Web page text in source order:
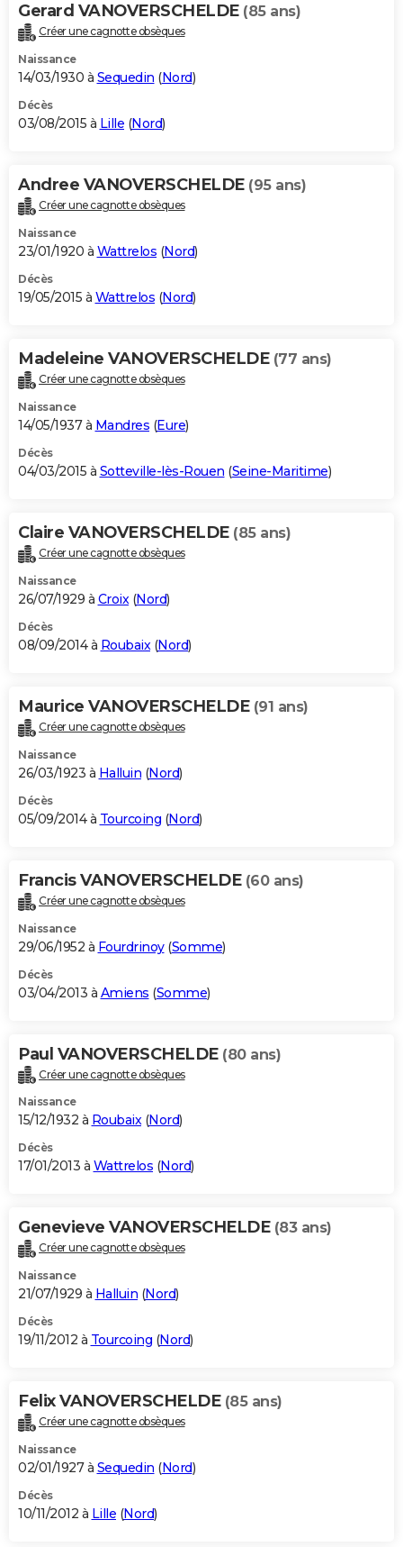
Gerard VANOVERSCHELDE (85 ans)
Créer une cagnotte obsèques
Naissance
14/03/1930 à Sequedin (Nord)
Décès
03/08/2015 à Lille (Nord)
Andree VANOVERSCHELDE (95 ans)
Créer une cagnotte obsèques
Naissance
23/01/1920 à Wattrelos (Nord)
Décès
19/05/2015 à Wattrelos (Nord)
Madeleine VANOVERSCHELDE (77 ans)
Créer une cagnotte obsèques
Naissance
14/05/1937 à Mandres (Eure)
Décès
04/03/2015 à Sotteville-lès-Rouen (Seine-Maritime)
Claire VANOVERSCHELDE (85 ans)
Créer une cagnotte obsèques
Naissance
26/07/1929 à Croix(Nord)
Décès
08/09/2014 à Roubaix(Nord)
Maurice VANOVERSCHELDE (91 ans)
Créer une cagnotte obsèques
Naissance
26/03/1923 à Halluin (Nord)
Décès
05/09/2014 à Tourcoing (Nord)
Francis VANOVERSCHELDE (60 ans)
Créer une cagnotte obsèques
Naissance
29/06/1952 à Fourdrinoy(Somme)
Décès
03/04/2013 à Amiens (Somme)
Paul VANOVERSCHELDE (80 ans)
Créer une cagnotte obsèques
Naissance
15/12/1932 à Roubaix(Nord)
Décès
17/01/2013 à Wattrelos (Nord)
Genevieve VANOVERSCHELDE (83 ans)
Créer une cagnotte obsèques
Naissance
21/07/1929 à Halluin (Nord)
Décès
19/11/2012 à Tourcoing (Nord)
Felix VANOVERSCHELDE (85 ans)
Créer une cagnotte obsèques
Naissance
02/01/1927 à Sequedin (Nord)
Décès
10/11/2012 à Lille (Nord)